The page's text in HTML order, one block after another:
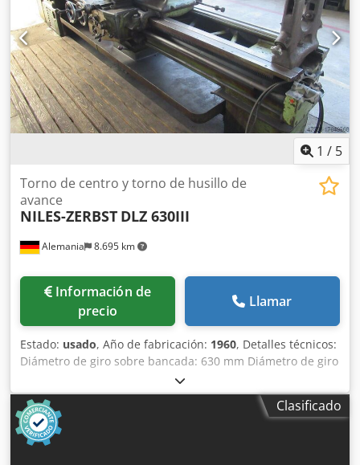
1 / 5
Alemania 8.695 km
Torno de centro y torno de husillo de
avance
NILES-ZERBST DLZ 630III
Información de
precio
Llamar
Estado: usado, Año de fabricación: 1960, Detalles técnicos:
Diámetro de giro sobre bancada: 630 mm Diámetro de giro
sobre soporte: 320 mm Longitud de giro: 2800 mm
Distancia entre ejes: 2800 mm Diámetro de giro en el
desplazamiento: 700 mm Longitud del desplazamiento:
450 mm Diámetro del husillo de trabajo: 70 mm Peso de la
máquina aprox.: 4,4 toneladas Dimensiones de la máquina
Clasificado